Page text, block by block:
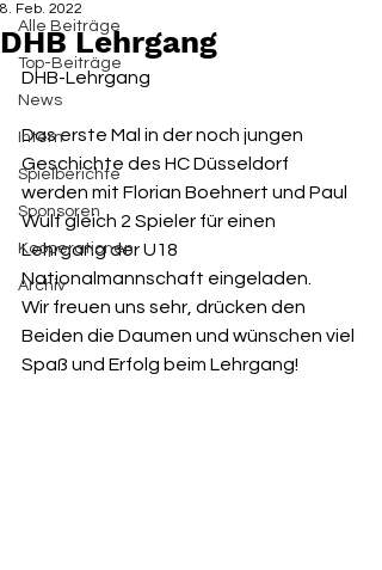
Alle Beiträge
Top-Beiträge
News
Intern
Spielberichte
Sponsoren
Kooperationen
Archiv
DHB Lehrgang
8. Feb. 2022
DHB-Lehrgang
Das erste Mal in der noch jungen
Geschichte des HC Düsseldorf
werden mit Florian Boehnert und Paul
Wulf gleich 2 Spieler für einen
Lehrgang der U18
Nationalmannschaft eingeladen.
Wir freuen uns sehr, drücken den
Beiden die Daumen und wünschen viel
Spaß und Erfolg beim Lehrgang!